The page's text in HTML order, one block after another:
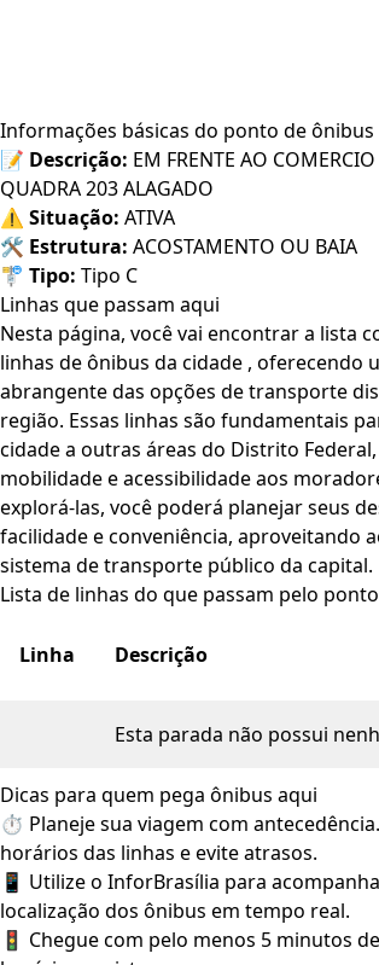
Informações básicas do ponto de ônibus
📝 Descrição: EM FRENTE AO
QUADRA 203 ALAGADO
⚠️ Situação: ATIVA
🛠️ Estrutura: ACOSTAMENTO OU BAIA
🚏 Tipo: Tipo C
Linhas que passam aqui
Nesta página, você vai encontrar a lista
linhas de ônibus da cidade , oferecendo
abrangente das opções de transporte
região. Essas linhas são fundamentais
cidade a outras áreas do Distrito
mobilidade e acessibilidade aos
explorá-las, você poderá planejar seus
facilidade e conveniência, aproveitando
sistema de transporte público da capital.
Lista de linhas do que passam pelo
Linha Descrição
Esta parada não possui
Dicas para quem pega ônibus aqui
⏱️ Planeje sua viagem com
horários das linhas e evite atrasos.
📱 Utilize o InforBrasília para
localização dos ônibus em tempo real.
🚦 Chegue com pelo menos 5 minutos